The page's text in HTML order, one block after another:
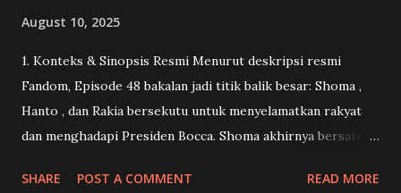
August 10, 2025
1. Konteks & Sinopsis Resmi Menurut deskripsi resmi
Fandom, Episode 48 bakalan jadi titik balik besar: Shoma ,
Hanto , dan Rakia bersekutu untuk menyelamatkan rakyat
dan menghadapi Presiden Bocca. Shoma akhirnya bersatu
momen debut Gavv Amazingummy Form serta penampilan
SHARE POST A COMMENT READ MORE